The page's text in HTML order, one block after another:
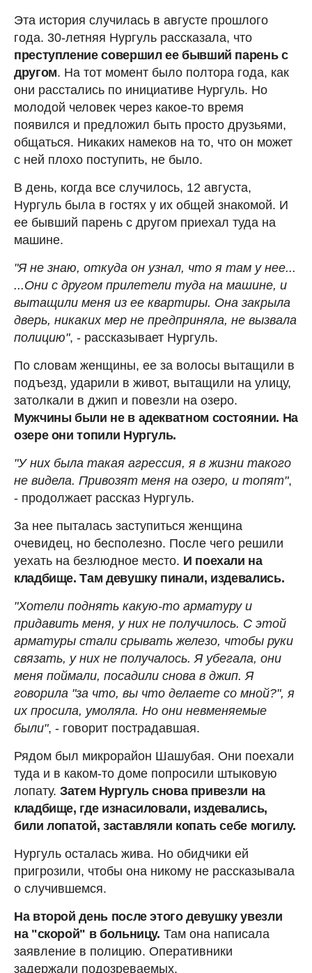
Эта история случилась в августе прошлого
года. 30-летняя Нургуль рассказала, что
преступление совершил ее бывший парень с
другом. На тот момент было полтора года, как
они расстались по инициативе Нургуль. Но
молодой человек через какое-то время
появился и предложил быть просто друзьями,
общаться. Никаких намеков на то, что он может
с ней плохо поступить, не было.
В день, когда все случилось, 12 августа,
Нургуль была в гостях у их общей знакомой. И
ее бывший парень с другом приехал туда на
машине.
"Я не знаю, откуда он узнал, что я там у нее...
...Они с другом прилетели туда на машине, и
вытащили меня из ее квартиры. Она закрыла
дверь, никаких мер не предприняла, не вызвала
полицию", - рассказывает Нургуль.
По словам женщины, ее за волосы вытащили в
подъезд, ударили в живот, вытащили на улицу,
затолкали в джип и повезли на озеро.
Мужчины были не в адекватном состоянии. На
озере они топили Нургуль.
"У них была такая агрессия, я в жизни такого
не видела. Привозят меня на озеро, и топят",
- продолжает рассказ Нургуль.
За нее пыталась заступиться женщина
очевидец, но бесполезно. После чего решили
уехать на безлюдное место. И поехали на
кладбище. Там девушку пинали, издевались.
"Хотели поднять какую-то арматуру и
придавить меня, у них не получилось. С этой
арматуры стали срывать железо, чтобы руки
связать, у них не получалось. Я убегала, они
меня поймали, посадили снова в джип. Я
говорила "за что, вы что делаете со мной?", я
их просила, умоляла. Но они невменяемые
были", - говорит пострадавшая.
Рядом был микрорайон Шашубая. Они поехали
туда и в каком-то доме попросили штыковую
лопату. Затем Нургуль снова привезли на
кладбище, где изнасиловали, издевались,
били лопатой, заставляли копать себе могилу.
Нургуль осталась жива. Но обидчики ей
пригрозили, чтобы она никому не рассказывала
о случившемся.
На второй день после этого девушку увезли
на "скорой" в больницу. Там она написала
заявление в полицию. Оперативники
задержали подозреваемых.